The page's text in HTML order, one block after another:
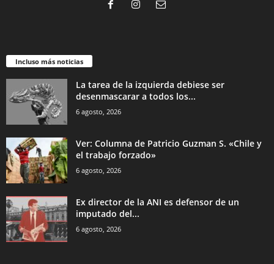
Incluso más noticias
La tarea de la izquierda debiese ser
desenmascarar a todos los...
6 agosto, 2026
Ver: Columna de Patricio Guzman S. «Chile y
el trabajo forzado»
6 agosto, 2026
Ex director de la ANI es defensor de un
imputado del...
6 agosto, 2026